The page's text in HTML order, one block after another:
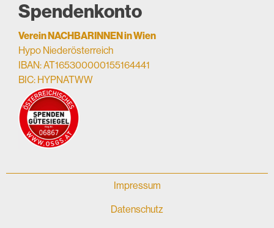
Spendenkonto
Verein NACHBARINNEN in Wien
Hypo Niederösterreich
IBAN: AT165300000155164441
BIC: HYPNATWW
Impressum
Datenschutz